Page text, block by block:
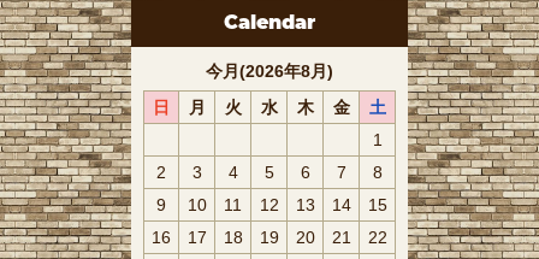
Calendar
今月(2026年8月)
日
月 火 水 木 金
土
1
2
3 4 5 6 7
8
9
10 11 12 13 14
15
16
17 18 19 20 21
22